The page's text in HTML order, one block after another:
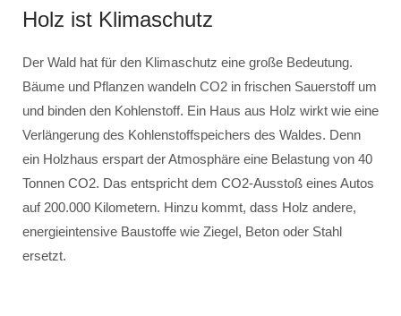
Holz ist Klimaschutz
Der Wald hat für den Klimaschutz eine große Bedeutung.
Bäume und Pflanzen wandeln CO2 in frischen Sauerstoff um
und binden den Kohlenstoff. Ein Haus aus Holz wirkt wie eine
Verlängerung des Kohlenstoffspeichers des Waldes. Denn
ein Holzhaus erspart der Atmosphäre eine Belastung von 40
Tonnen CO2. Das entspricht dem CO2-Ausstoß eines Autos
auf 200.000 Kilometern. Hinzu kommt, dass Holz andere,
energieintensive Baustoffe wie Ziegel, Beton oder Stahl
ersetzt.